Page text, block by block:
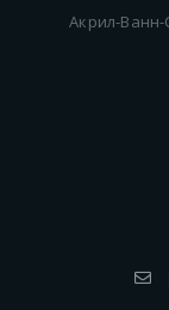
Акрил-Ванн-